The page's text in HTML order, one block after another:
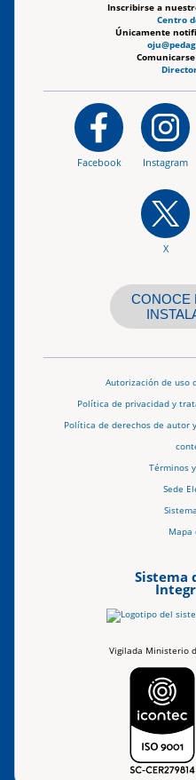
Inscribirse a
Centro
Únicamente
Facebook Instagram
X
CONOCE
Autorización de uso
Política de privacidad y
Política de derechos de autor
Términos
Sede
Mapa
Sistema
Vigilada Ministerio